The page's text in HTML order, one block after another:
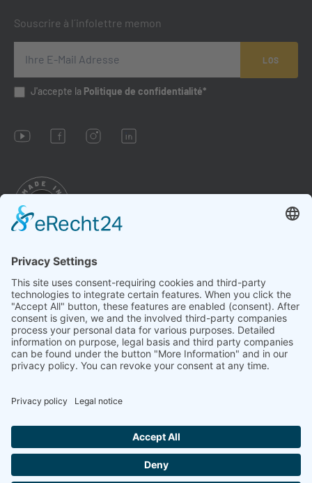
Souscrire à l´infolettre memon
LOS
J'accepte la Politique de confidentialité*
Impressum
Conditions
Datenschutz
Paramètres des cookies
En vertu des dispositions légales, nous sommes tenus de
vous informer que: La technologie présentée ici ne concorde
pas avec la conception et la doctrine de la science officielle
(comme par exemple l’homéopathie, la biorésonnance et les